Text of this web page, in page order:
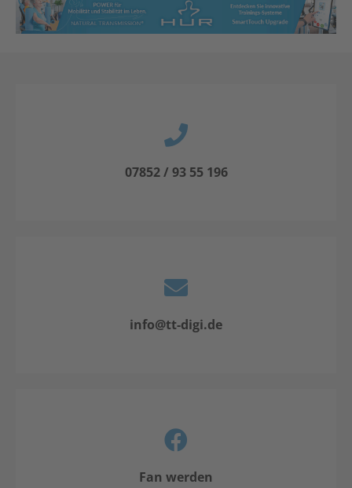
07852 / 93 55 196
info@tt-digi.de
Fan werden